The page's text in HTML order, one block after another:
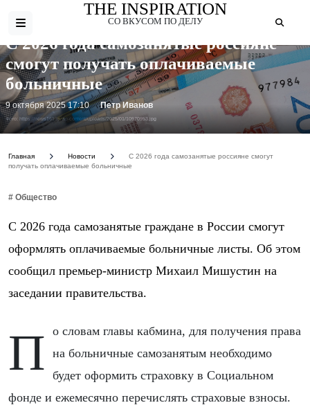
THE INSPIRATION
СО ВКУСОМ ПО ДЕЛУ
Фото: https://news161.ru/wp-content/uploads/2025/01/10970953.jpg
С 2026 года самозанятые россияне
смогут получать оплачиваемые
больничные
9 октября 2025 17:10 Петр Иванов
Главная Новости
С 2026 года самозанятые россияне смогут
получать оплачиваемые больничные
# Общество
С 2026 года самозанятые граждане в России смогут
оформлять оплачиваемые больничные листы. Об этом
сообщил премьер-министр Михаил Мишустин на
заседании правительства.
По словам главы кабмина, для получения права
на больничные самозанятым необходимо
будет оформить страховку в Социальном
фонде и ежемесячно перечислять страховые взносы.